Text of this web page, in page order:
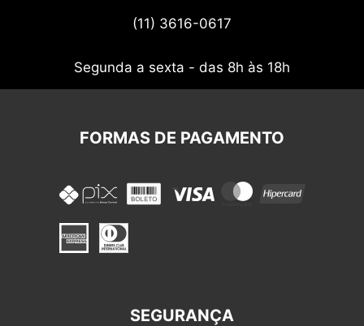
(11) 3616-0617
Segunda a sexta - das 8h às 18h
FORMAS DE PAGAMENTO
SEGURANÇA